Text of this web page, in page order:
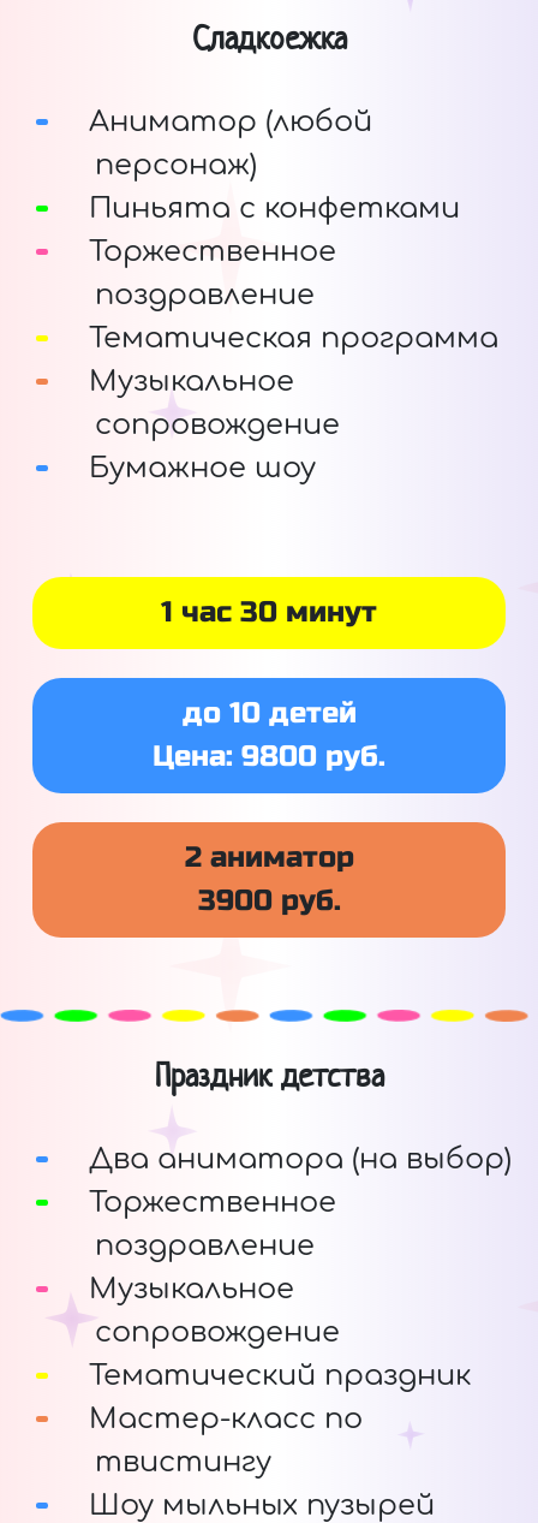
Сладкоежка
Аниматор (любой
персонаж)
Пиньята с конфетками
Торжественное
поздравление
Тематическая программа
Музыкальное
сопровождение
Бумажное шоу
1 час 30 минут
до 10 детей
Цена: 9800 руб.
2 аниматор
3900 руб.
Праздник детства
Два аниматора (на выбор)
Торжественное
поздравление
Музыкальное
сопровождение
Тематический праздник
Мастер-класс по
твистингу
Шоу мыльных пузырей